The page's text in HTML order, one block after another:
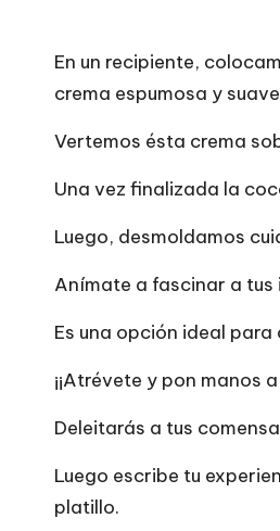
En un recipiente,
crema espumosa y
Vertemos ésta crema
Una vez finalizada la
Luego, desmoldamos
Anímate a fascinar a
Es una opción ideal
¡¡Atrévete y pon manos
Deleitarás a tus
Luego escribe tu
platillo.